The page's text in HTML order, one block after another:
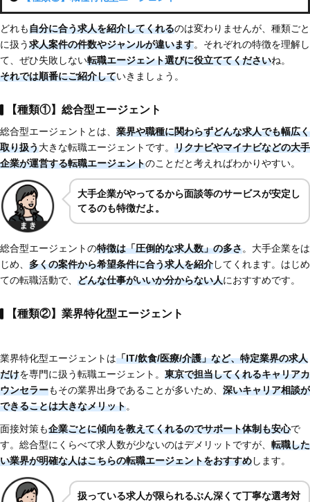
どれも自分に合う求人を紹介してくれるのは変わりませんが、種類ごと
に扱う求人案件の件数やジャンルが違います。それぞれの特徴を理解し
て、ぜひ失敗しない転職エージェント選びに役立ててくださいね。
それでは順番にご紹介していきましょう。
【種類①】総合型エージェント
総合型エージェントとは、 業界や職種に関わらずどんな求人でも幅広く
取り扱う大きな転職エージェントです。 リクナビやマイナビなどの大手
企業が運営する転職エージェントのことだと考えればわかりやすい。
大手企業がやってるから面談等のサービスが安定し
てるのも特徴だよ。
総合型エージェントの特徴は「圧倒的な求人数」の多さ。大手企業をは
じめ、 多くの案件から希望条件に合う求人を紹介してくれます。はじめ
ての転職活動で、 どんな仕事がいいか分からない人におすすめです。
【種類②】業界特化型エージェント
業界特化型エージェントは「IT/飲食/医療/介護」など、特定業界の求人
だけを専門に扱う転職エージェント。 東京で担当してくれるキャリアカ
ウンセラーもその業界出身であることが多いため、 深いキャリア相談が
できることは大きなメリット。
面接対策も企業ごとに傾向を教えてくれるのでサポート体制も安心で
す。総合型にくらべて求人数が少ないのはデメリットですが、 転職した
い業界が明確な人はこちらの転職エージェントをおすすめします。
扱っている求人が限られるぶん深くて丁寧な選考対